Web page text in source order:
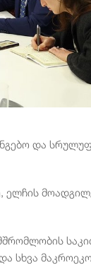
და
ელჩის
სხვა